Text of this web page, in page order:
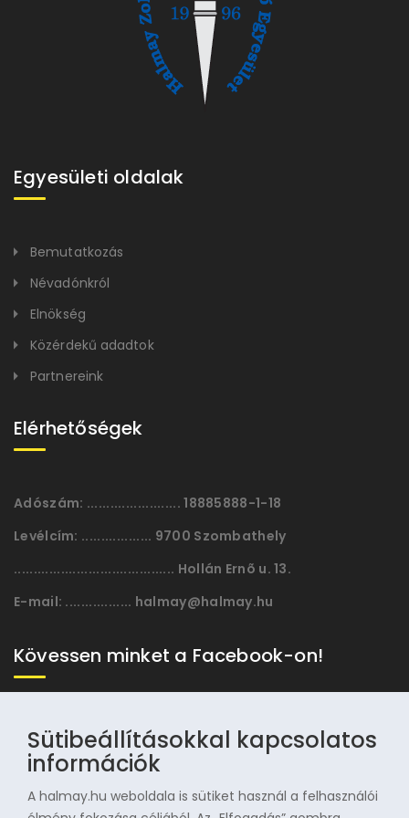
Egyesületi oldalak
Bemutatkozás
Névadónkról
Elnökség
Közérdekű adadtok
Partnereink
Elérhetőségek
Adószám: ........................ 18885888-1-18
Levélcím: .................. 9700 Szombathely
......................................... Hollán Ernõ u. 13.
E-mail: ................. halmay@halmay.hu
Kövessen minket a Facebook-on!
Sütibeállításokkal kapcsolatos
információk
A halmay.hu weboldala is sütiket használ a felhasználói